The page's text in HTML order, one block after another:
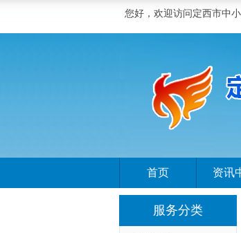
您好，欢迎访问定西市中
首页 资讯
服务分类